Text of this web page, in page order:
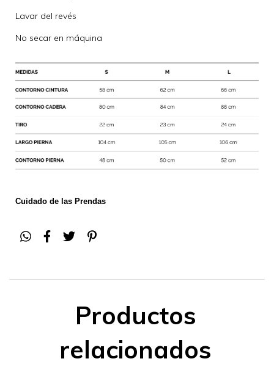
Lavar del revés
No secar en máquina
Cuidado de las Prendas
Productos
relacionados